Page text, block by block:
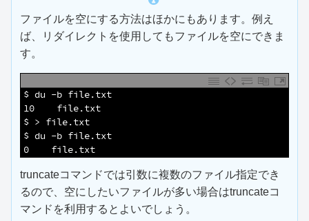
ファイルを空にする方法はほかにもあります。例え
ば、リダイレクトを使用してもファイルを空にできま
す。
$ du -b file.txt
10    file.txt
$ > file.txt
$ du -b file.txt
0    file.txt
truncateコマンドでは引数に複数のファイル指定でき
るので、空にしたいファイルが多い場合はtruncateコ
マンドを利用するとよいでしょう。